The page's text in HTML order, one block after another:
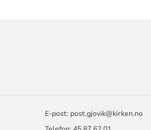
E-post: post.gjovik@kirken.no